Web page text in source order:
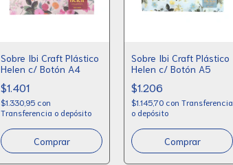
Sobre Ibi Craft Plástico
Helen c/ Botón A4
$1.401
$1.330,95 con
Transferencia o depósito
Sobre Ibi Craft Plástico
Helen c/ Botón A5
$1.206
$1.145,70 con Transferencia
o depósito